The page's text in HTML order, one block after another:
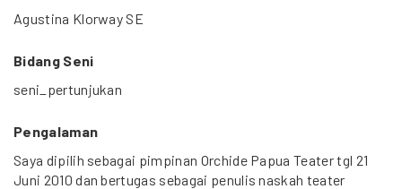
Kredit Web-site
Agustina Klorway SE
Bidang Seni
seni_pertunjukan
Pengalaman
Saya dipilih sebagai pimpinan Orchide Papua Teater tgl 21
Juni 2010 dan bertugas sebagai penulis naskah teater